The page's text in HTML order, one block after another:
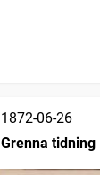
1872-06-26
Grenna tidning